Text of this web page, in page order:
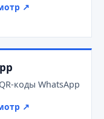
↗
коды WhatsApp
↗